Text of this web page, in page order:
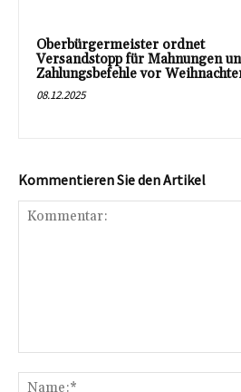
Oberbürgermeister ordnet
Versandstopp für Mahnungen
Zahlungsbefehle vor
08.12.2025
Kommentieren Sie den Artikel